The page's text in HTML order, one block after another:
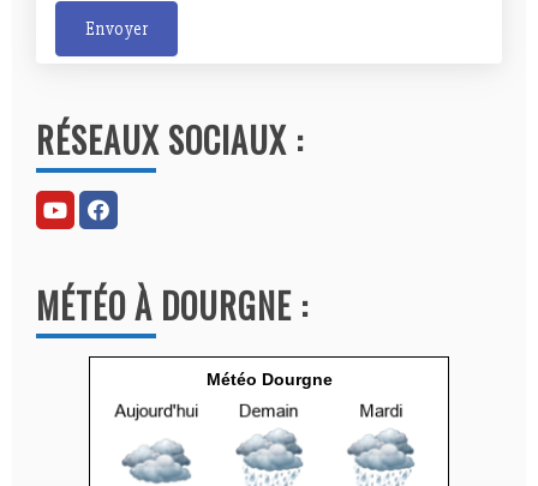
Envoyer
t
e
r
n
t
i
RÉSEAUX SOCIAUX :
MÉTÉO À DOURGNE :
Météo Dourgne